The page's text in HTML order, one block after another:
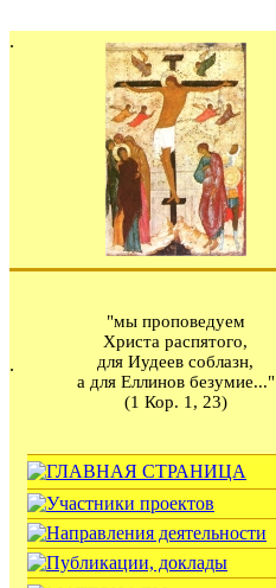
"мы проповедуем
Христа распятого,
для Иудеев соблазн,
а для Еллинов безумие..."
(1 Кор. 1, 23)